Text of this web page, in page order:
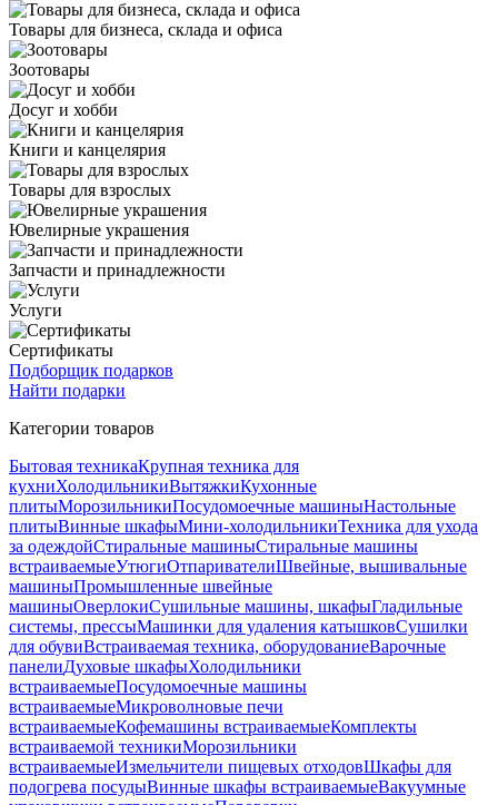
Товары для бизнеса, склада и офиса
Зоотовары
Досуг и хобби
Книги и канцелярия
Товары для взрослых
Ювелирные украшения
Запчасти и принадлежности
Услуги
Сертификаты
Подборщик подарков
Найти подарки
Категории товаров
Бытовая техникаКрупная техника для
кухниХолодильникиВытяжкиКухонные
плитыМорозильникиПосудомоечные машиныНастольные
плитыВинные шкафыМини-холодильникиТехника для ухода
за одеждойСтиральные машиныСтиральные машины
встраиваемыеУтюгиОтпаривателиШвейные, вышивальные
машиныПромышленные швейные
машиныОверлокиСушильные машины, шкафыГладильные
системы, прессыМашинки для удаления катышковСушилки
для обувиВстраиваемая техника, оборудованиеВарочные
панелиДуховые шкафыХолодильники
встраиваемыеПосудомоечные машины
встраиваемыеМикроволновые печи
встраиваемыеКофемашины встраиваемыеКомплекты
встраиваемой техникиМорозильники
встраиваемыеИзмельчители пищевых отходовШкафы для
подогрева посудыВинные шкафы встраиваемыеВакуумные